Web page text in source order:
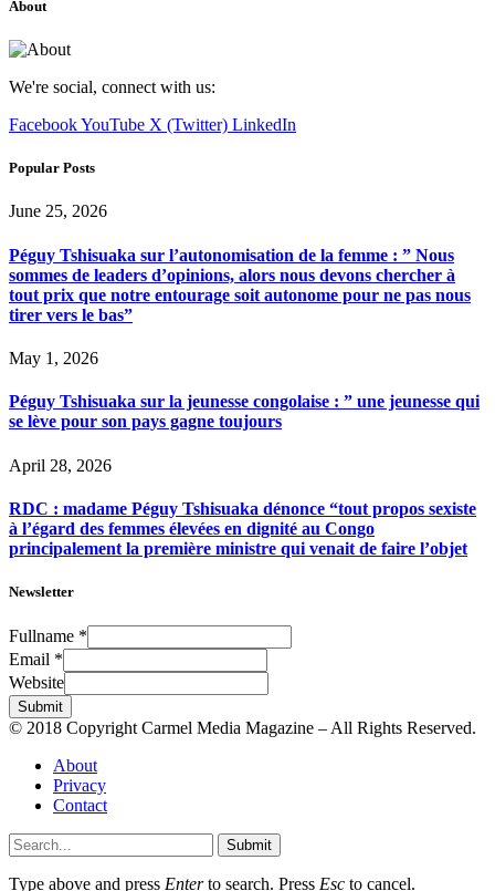
About
We're social, connect with us:
FacebookYouTube X (Twitter) LinkedIn
Popular Posts
June 25, 2026
Péguy Tshisuaka sur l’autonomisation de la femme : ” Nous
sommes de leaders d’opinions, alors nous devons chercher à
tout prix que notre entourage soit autonome pour ne pas nous
tirer vers le bas”
May 1, 2026
Péguy Tshisuaka sur la jeunesse congolaise : ” une jeunesse qui
se lève pour son pays gagne toujours
April 28, 2026
RDC : madame Péguy Tshisuaka dénonce “tout propos sexiste
à l’égard des femmes élevées en dignité au Congo
principalement la première ministre qui venait de faire l’objet
Newsletter
Fullname *
Email *
Website
Submit
© 2018 Copyright Carmel Media Magazine – All Rights Reserved.
About
Privacy
Contact
Submit
Type above and press Enterto search. Press Esc to cancel.